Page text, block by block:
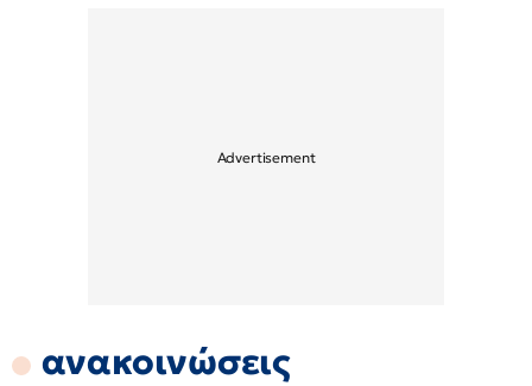
ανακοινώσεις